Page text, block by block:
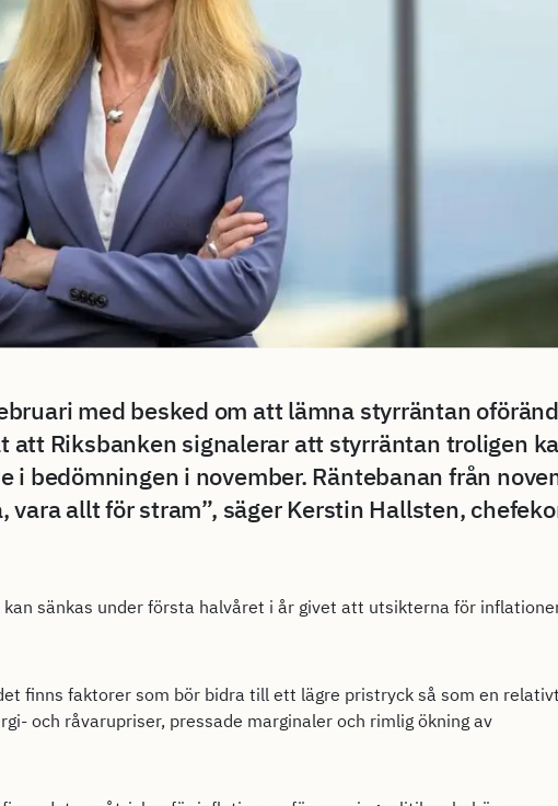
med besked om att lämna styrräntan
att Riksbanken signalerar att styrräntan troligen
i bedömningen i november. Räntebanan från
allt för stram”, säger Kerstin Hallsten,
sänkas under första halvåret i år givet att utsikterna för
finns faktorer som bör bidra till ett lägre pristryck så som en
och råvarupriser, pressade marginaler och rimlig ökning av